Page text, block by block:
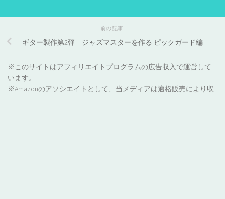
前の記事
ギター製作第2弾 ジャズマスターを作る ピックガード編
※このサイトはアフィリエイトプログラムの広告収入で運営して
います。
※Amazonのアソシエイトとして、当メディアは適格販売により収